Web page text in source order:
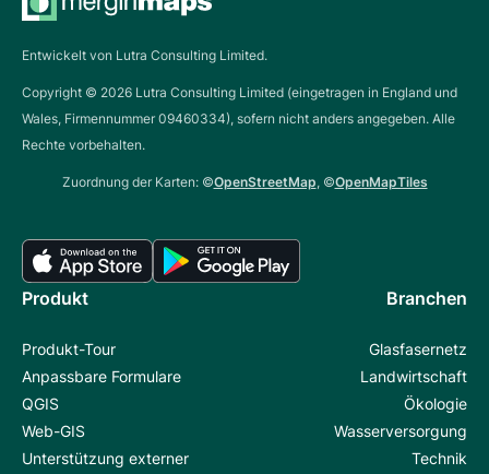
Entwickelt von Lutra Consulting Limited.
Copyright © 2026 Lutra Consulting Limited (eingetragen in England und
Wales, Firmennummer 09460334), sofern nicht anders angegeben. Alle
Rechte vorbehalten.
Zuordnung der Karten: ©OpenStreetMap, ©OpenMapTiles
Produkt
Produkt-Tour
Anpassbare Formulare
QGIS
Web-GIS
Unterstützung externer
Branchen
Glasfasernetz
Landwirtschaft
Ökologie
Wasserversorgung
Technik